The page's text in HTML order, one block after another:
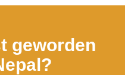
geworden